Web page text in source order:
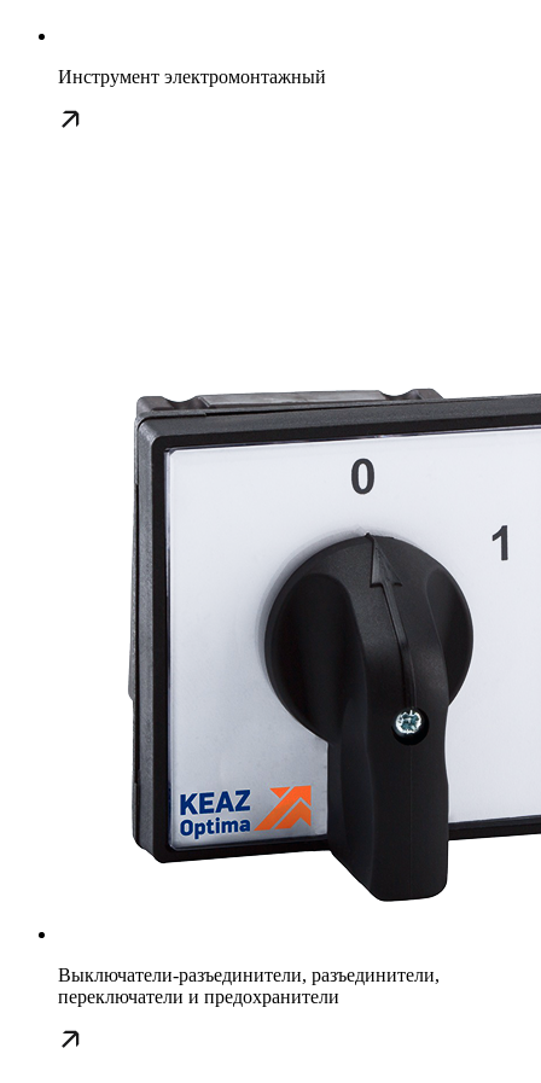
Инструмент электромонтажный
Выключатели-разъединители, разъединители,
переключатели и предохранители